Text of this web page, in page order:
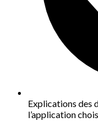
Explications des
l’application